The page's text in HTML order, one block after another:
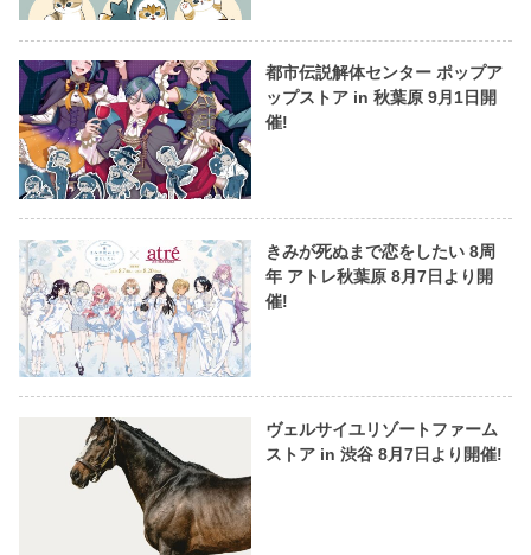
都市伝説解体センター ポップア
ップストア in 秋葉原 9月1日開
催!
きみが死ぬまで恋をしたい 8周
年 アトレ秋葉原 8月7日より開
催!
ヴェルサイユリゾートファーム
ストア in 渋谷 8月7日より開催!